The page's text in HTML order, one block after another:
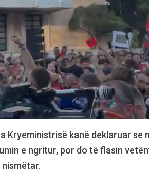
Kryeministrisë kanë deklaruar se
e ngritur, por do të flasin